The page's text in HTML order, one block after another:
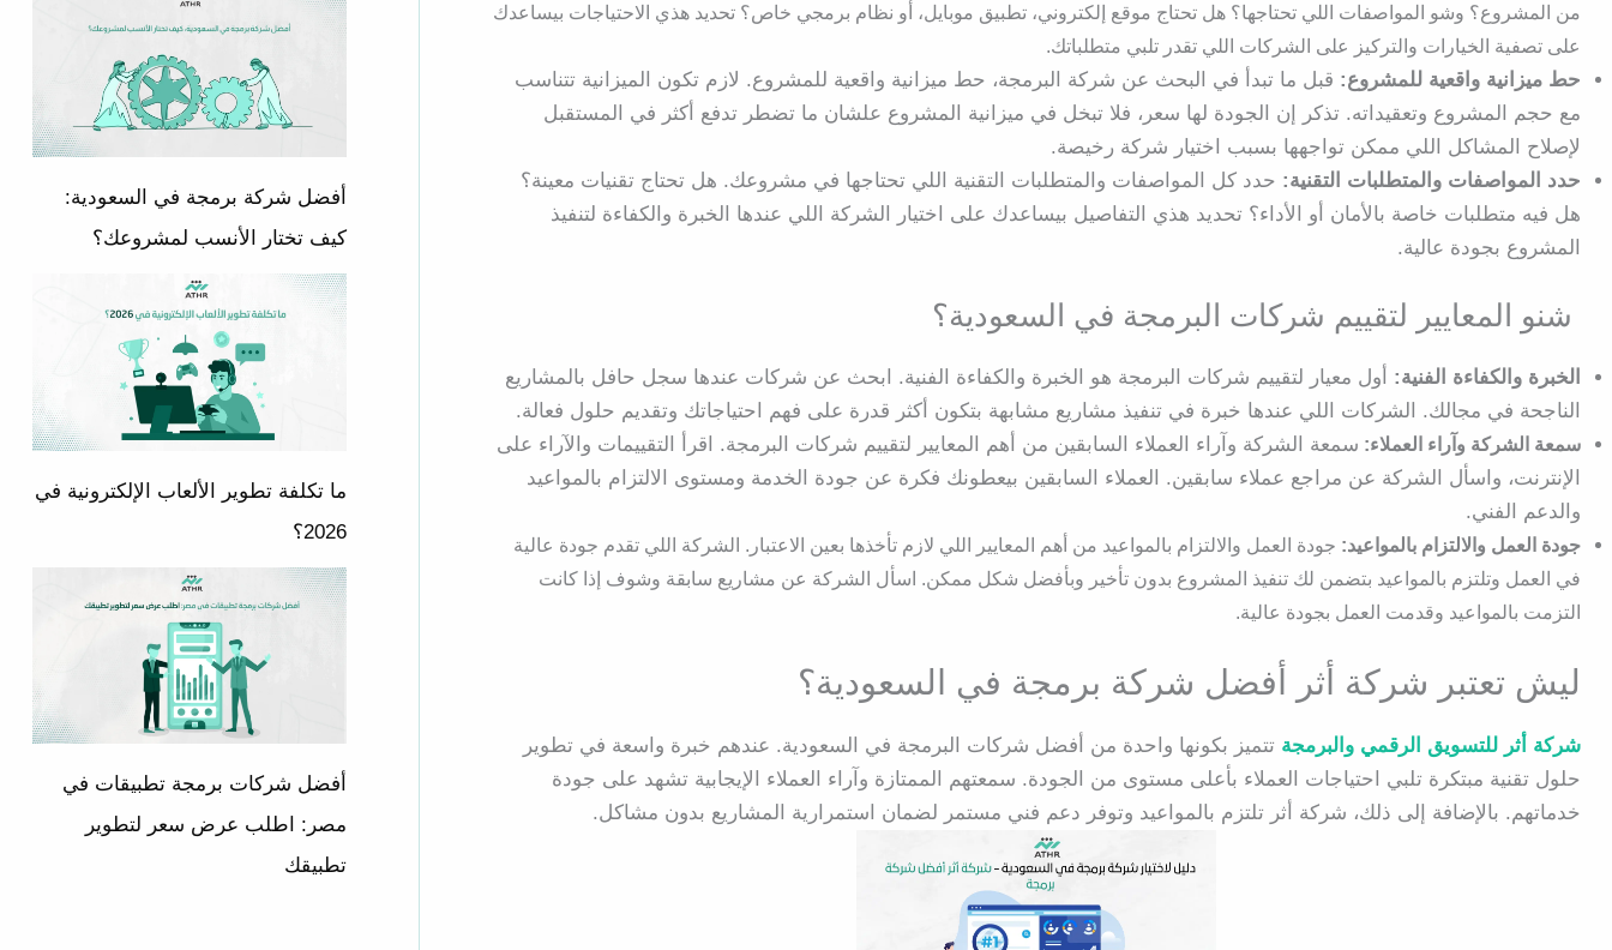
من المشروع؟ وشو المواصفات اللي تحتاجها؟ هل تحتاج موقع إلكتروني، تطبيق موبايل، أو نظام برمجي خاص؟ تحديد هذي الاحتياجات بيساعدك
على تصفية الخيارات والتركيز على الشركات اللي تقدر تلبي متطلباتك.
حط ميزانية واقعية للمشروع: قبل ما تبدأ في البحث عن شركة البرمجة، حط ميزانية واقعية للمشروع. لازم تكون الميزانية تتناسب
مع حجم المشروع وتعقيداته. تذكر إن الجودة لها سعر، فلا تبخل في ميزانية المشروع علشان ما تضطر تدفع أكثر في المستقبل
لإصلاح المشاكل اللي ممكن تواجهها بسبب اختيار شركة رخيصة.
حدد المواصفات والمتطلبات التقنية: حدد كل المواصفات والمتطلبات التقنية اللي تحتاجها في مشروعك. هل تحتاج تقنيات معينة؟
هل فيه متطلبات خاصة بالأمان أو الأداء؟ تحديد هذي التفاصيل بيساعدك على اختيار الشركة اللي عندها الخبرة والكفاءة لتنفيذ
المشروع بجودة عالية.
شنو المعايير لتقييم شركات البرمجة في السعودية؟
الخبرة والكفاءة الفنية:
أول معيار لتقييم شركات البرمجة هو الخبرة والكفاءة الفنية. ابحث عن شركات عندها سجل حافل بالمشاريع
الناجحة في مجالك. الشركات اللي عندها خبرة في تنفيذ مشاريع مشابهة بتكون أكثر قدرة على فهم احتياجاتك وتقديم حلول فعالة.
سمعة الشركة وآراء العملاء: سمعة الشركة وآراء العملاء السابقين من أهم المعايير لتقييم شركات البرمجة. اقرأ التقييمات والآراء على
الإنترنت، واسأل الشركة عن مراجع عملاء سابقين. العملاء السابقين بيعطونك فكرة عن جودة الخدمة ومستوى الالتزام بالمواعيد
والدعم الفني.
جودة العمل والالتزام بالمواعيد: جودة العمل والالتزام بالمواعيد من أهم المعايير اللي لازم تأخذها بعين الاعتبار. الشركة اللي تقدم جودة عالية
في العمل وتلتزم بالمواعيد بتضمن لك تنفيذ المشروع بدون تأخير وبأفضل شكل ممكن. اسأل الشركة عن مشاريع سابقة وشوف إذا كانت
التزمت بالمواعيد وقدمت العمل بجودة عالية.
ليش تعتبر شركة أثر أفضل شركة برمجة في السعودية؟
شركة أثر للتسويق الرقمي والبرمجة تتميز بكونها واحدة من أفضل شركات البرمجة في السعودية. عندهم خبرة واسعة في تطوير
حلول تقنية مبتكرة تلبي احتياجات العملاء بأعلى مستوى من الجودة. سمعتهم الممتازة وآراء العملاء الإيجابية تشهد على جودة
خدماتهم. بالإضافة إلى ذلك، شركة أثر تلتزم بالمواعيد وتوفر دعم فني مستمر لضمان استمرارية المشاريع بدون مشاكل.
أفضل شركة برمجة في السعودية:
كيف تختار الأنسب لمشروعك؟
ما تكلفة تطوير الألعاب الإلكترونية في
2026؟
أفضل شركات برمجة تطبيقات في
مصر: اطلب عرض سعر لتطوير
تطبيقك